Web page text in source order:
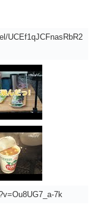
UCEf1qJCFnasRbR2
7k